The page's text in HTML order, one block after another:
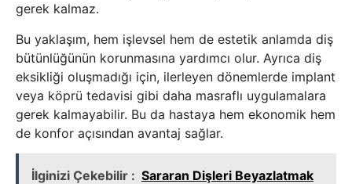
gerek kalmaz.
Bu yaklaşım, hem işlevsel hem de estetik anlamda diş
bütünlüğünün korunmasına yardımcı olur. Ayrıca diş
eksikliği oluşmadığı için, ilerleyen dönemlerde implant
veya köprü tedavisi gibi daha masraflı uygulamalara
gerek kalmayabilir. Bu da hastaya hem ekonomik hem
de konfor açısından avantaj sağlar.
İlginizi Çekebilir : Sararan Dişleri Beyazlatmak